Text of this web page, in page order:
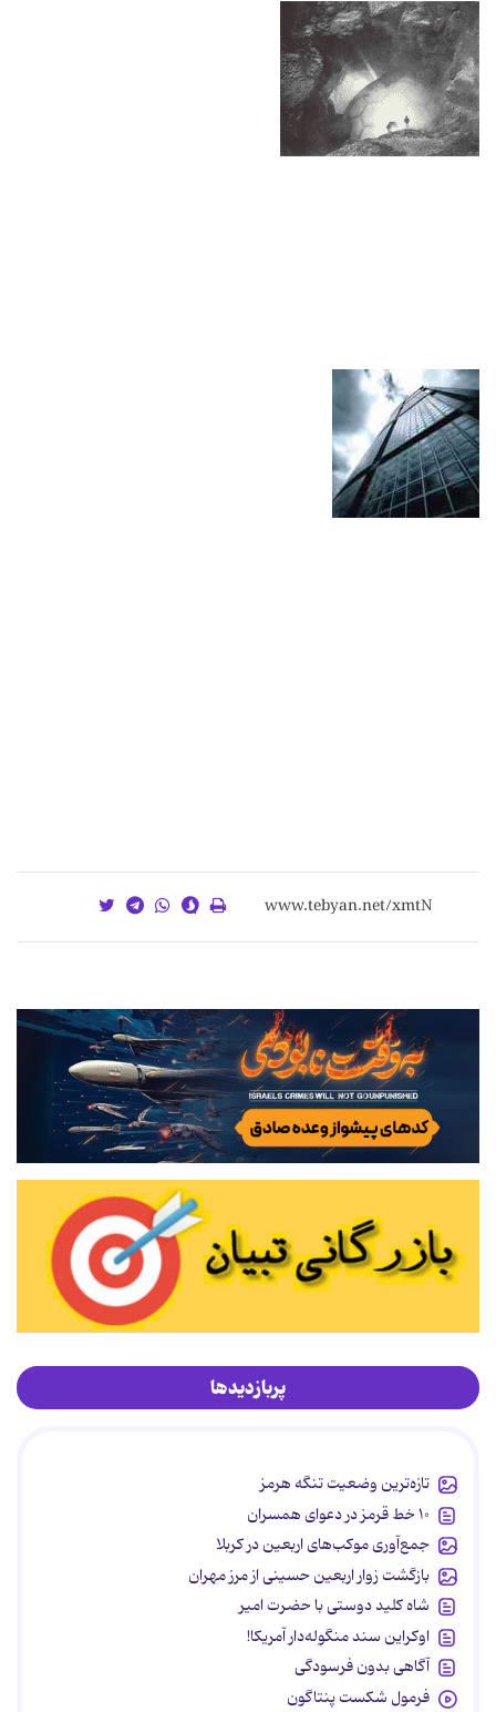
پربازدیدها
تازه‌ترین وضعیت تنگه هرمز
۱۰ خط قرمز در دعوای همسران
جمع‌آوری موکب‌های اربعین در کربلا
بازگشت زوار اربعین حسینی از مرز مهران
شاه کلید دوستی با حضرت امیر
اوکراین سند منگوله‌دار آمریکا!
آگاهی بدون فرسودگی
فرمول شکست پنتاگون